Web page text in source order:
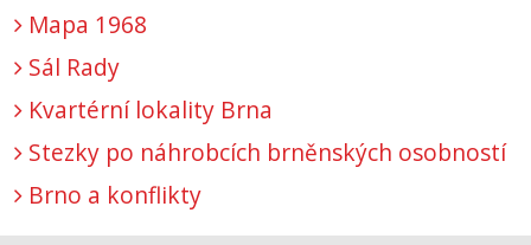
Mapa 1968
Sál Rady
Kvartérní lokality Brna
Stezky po náhrobcích brněnských osobností
Brno a konflikty